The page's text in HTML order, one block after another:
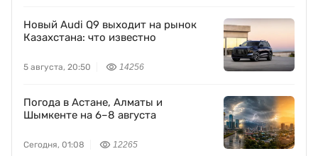
Новый Audi Q9 выходит на рынок
Казахстана: что известно
5 августа, 20:50 14256
Погода в Астане, Алматы и
Шымкенте на 6–8 августа
Сегодня, 01:08 12265